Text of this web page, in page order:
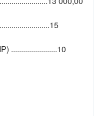
.......................10